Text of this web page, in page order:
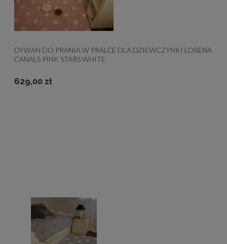
DYWAN DO PRANIA W PRALCE DLA DZIEWCZYNKI LORENA
CANALS PINK STARS WHITE
629,00 zł